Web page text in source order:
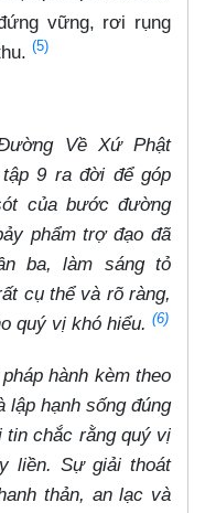
vững, rơi rụng
(5)
Về Xứ Phật
9 ra đời để góp
của bước đường
phẩm trợ đạo đã
ba, làm sáng tỏ
cụ thể và rõ ràng,
quý vị khó hiểu. (6)
hành kèm theo
lập hạnh sống đúng
tin chắc rằng quý vị
liền. Sự giải thoát
thản, an lạc và